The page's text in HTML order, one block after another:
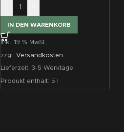
IN DEN WARENKORB
inkl. 19 % MwSt.
zzgl. Versandkosten
Lieferzeit: 3-5 Werktage
Produkt enthält: 5